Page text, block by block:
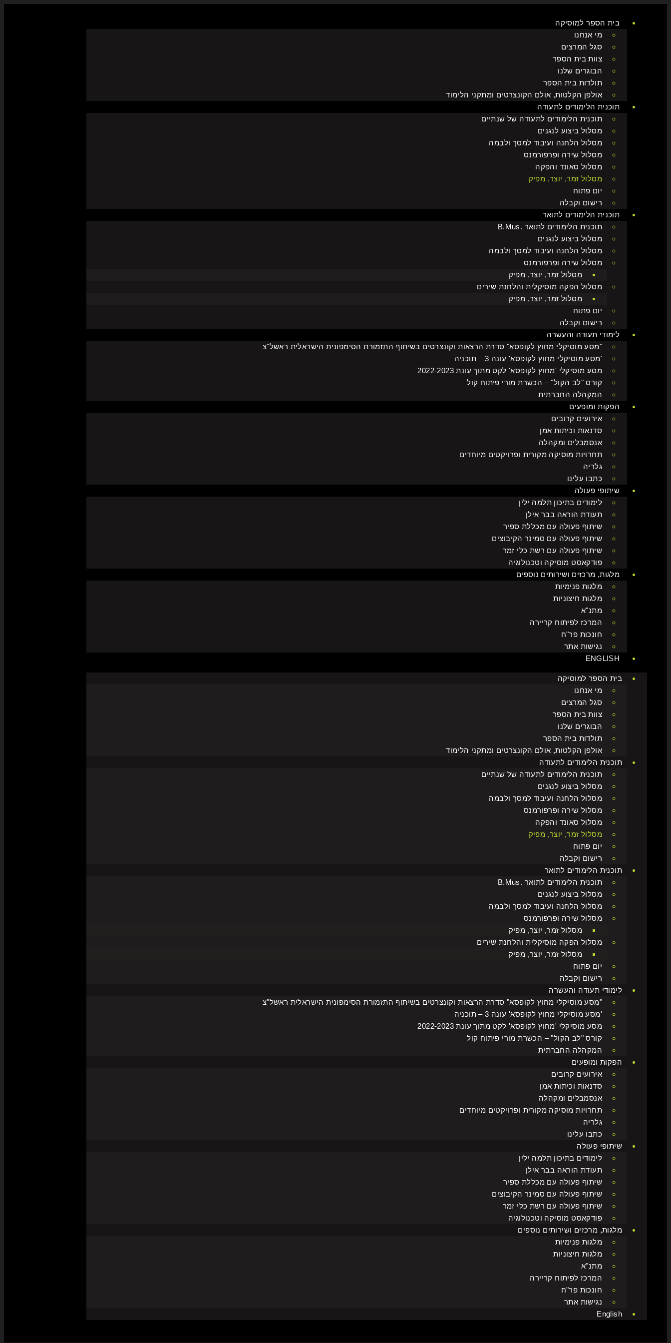
בית הספר למוסיקה
מי אנחנו
סגל המרצים
צוות בית הספר
הבוגרים שלנו
תולדות בית הספר
אולפן הקלטות, אולם הקונצרטים ומתקני הלימוד
תוכנית הלימודים לתעודה
תוכנית הלימודים לתעודה של שנתיים
מסלול ביצוע לנגנים
מסלול הלחנה ועיבוד למסך ולבמה
מסלול שירה ופרפורמנס
מסלול סאונד והפקה
מסלול זמר, יוצר, מפיק
יום פתוח
רישום וקבלה
תוכנית הלימודים לתואר
תוכנית הלימודים לתואר .B.Mus
מסלול ביצוע לנגנים
מסלול הלחנה ועיבוד למסך ולבמה
מסלול שירה ופרפורמנס
מסלול זמר, יוצר, מפיק
מסלול הפקה מוסיקלית והלחנת שירים
מסלול זמר, יוצר, מפיק
יום פתוח
רישום וקבלה
לימודי תעודה והעשרה
"מסע מוסיקלי מחוץ לקופסא" סדרת הרצאות וקונצרטים בשיתוף התזמורת הסימפונית הישראלית ראשל"צ
'מסע מוסיקלי מחוץ לקופסא' עונה 3 – תוכניה
מסע מוסיקלי 'מחוץ לקופסא' לקט מתוך עונת 2022-2023
קורס "לב הקול" – הכשרת מורי פיתוח קול
המקהלה החברתית
הפקות ומופעים
אירועים קרובים
סדנאות וכיתות אמן
אנסמבלים ומקהלה
תחרויות מוסיקה מקורית ופרויקטים מיוחדים
גלריה
כתבו עלינו
שיתופי פעולה
לימודים בתיכון תלמה ילין
תעודת הוראה בבר אילן
שיתוף פעולה עם מכללת ספיר
שיתוף פעולה עם סמינר הקיבוצים
שיתוף פעולה עם רשת כלי זמר
פודקאסט מוסיקה וטכנולוגיה
מלגות, מרכזים ושירותים נוספים
מלגות פנימיות
מלגות חיצוניות
מתנ"א
המרכז לפיתוח קריירה
חונכות פר"ח
נגישות אתר
ENGLISH
בית הספר למוסיקה
מי אנחנו
סגל המרצים
צוות בית הספר
הבוגרים שלנו
תולדות בית הספר
אולפן הקלטות, אולם הקונצרטים ומתקני הלימוד
תוכנית הלימודים לתעודה
תוכנית הלימודים לתעודה של שנתיים
מסלול ביצוע לנגנים
מסלול הלחנה ועיבוד למסך ולבמה
מסלול שירה ופרפורמנס
מסלול סאונד והפקה
מסלול זמר, יוצר, מפיק
יום פתוח
רישום וקבלה
תוכנית הלימודים לתואר
תוכנית הלימודים לתואר .B.Mus
מסלול ביצוע לנגנים
מסלול הלחנה ועיבוד למסך ולבמה
מסלול שירה ופרפורמנס
מסלול זמר, יוצר, מפיק
מסלול הפקה מוסיקלית והלחנת שירים
מסלול זמר, יוצר, מפיק
יום פתוח
רישום וקבלה
לימודי תעודה והעשרה
"מסע מוסיקלי מחוץ לקופסא" סדרת הרצאות וקונצרטים בשיתוף התזמורת הסימפונית הישראלית ראשל"צ
'מסע מוסיקלי מחוץ לקופסא' עונה 3 – תוכניה
מסע מוסיקלי 'מחוץ לקופסא' לקט מתוך עונת 2022-2023
קורס "לב הקול" – הכשרת מורי פיתוח קול
המקהלה החברתית
הפקות ומופעים
אירועים קרובים
סדנאות וכיתות אמן
אנסמבלים ומקהלה
תחרויות מוסיקה מקורית ופרויקטים מיוחדים
גלריה
כתבו עלינו
שיתופי פעולה
לימודים בתיכון תלמה ילין
תעודת הוראה בבר אילן
שיתוף פעולה עם מכללת ספיר
שיתוף פעולה עם סמינר הקיבוצים
שיתוף פעולה עם רשת כלי זמר
פודקאסט מוסיקה וטכנולוגיה
מלגות, מרכזים ושירותים נוספים
מלגות פנימיות
מלגות חיצוניות
מתנ"א
המרכז לפיתוח קריירה
חונכות פר"ח
נגישות אתר
English